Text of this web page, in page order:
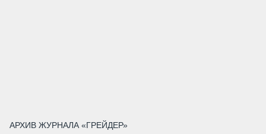
АРХИВ ЖУРНАЛА «ГРЕЙДЕР»